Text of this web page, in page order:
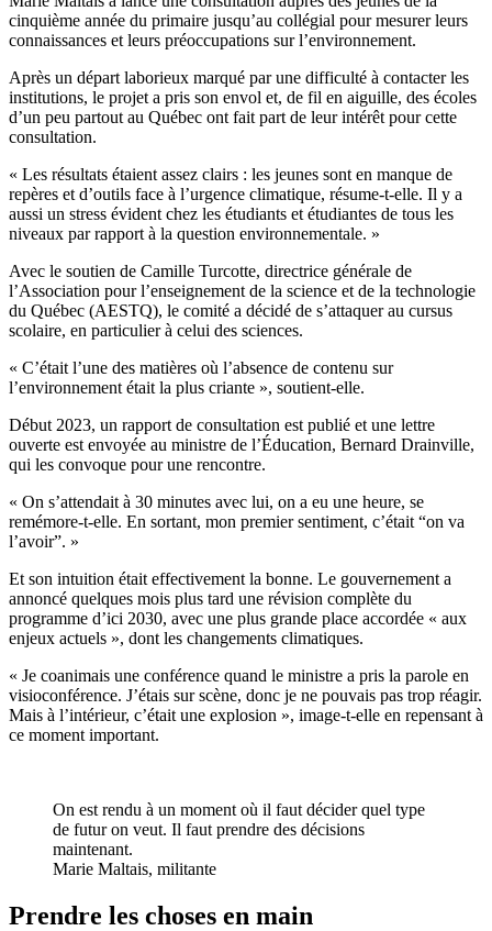
cinquième année du primaire jusqu’au collégial pour mesurer leurs
connaissances et leurs préoccupations sur l’environnement.
Après un départ laborieux marqué par une difficulté à contacter les
institutions, le projet a pris son envol et, de fil en aiguille, des écoles
d’un peu partout au Québec ont fait part de leur intérêt pour cette
consultation.
« Les résultats étaient assez clairs : les jeunes sont en manque de
repères et d’outils face à l’urgence climatique, résume-t-elle. Il y a
aussi un stress évident chez les étudiants et étudiantes de tous les
niveaux par rapport à la question environnementale. »
Avec le soutien de Camille Turcotte, directrice générale de
l’Association pour l’enseignement de la science et de la technologie
du Québec (AESTQ), le comité a décidé de s’attaquer au cursus
scolaire, en particulier à celui des sciences.
« C’était l’une des matières où l’absence de contenu sur
l’environnement était la plus criante », soutient-elle.
Début 2023, un rapport de consultation est publié et une lettre
ouverte est envoyée au ministre de l’Éducation, Bernard Drainville,
qui les convoque pour une rencontre.
« On s’attendait à 30 minutes avec lui, on a eu une heure, se
remémore-t-elle. En sortant, mon premier sentiment, c’était “on va
l’avoir”. »
Et son intuition était effectivement la bonne. Le gouvernement a
annoncé quelques mois plus tard une révision complète du
programme d’ici 2030, avec une plus grande place accordée « aux
enjeux actuels », dont les changements climatiques.
« Je coanimais une conférence quand le ministre a pris la parole en
visioconférence. J’étais sur scène, donc je ne pouvais pas trop réagir.
Mais à l’intérieur, c’était une explosion », image-t-elle en repensant à
ce moment important.
On est rendu à un moment où il faut décider quel type
de futur on veut. Il faut prendre des décisions
maintenant.
Marie Maltais, militante
Prendre les choses en main